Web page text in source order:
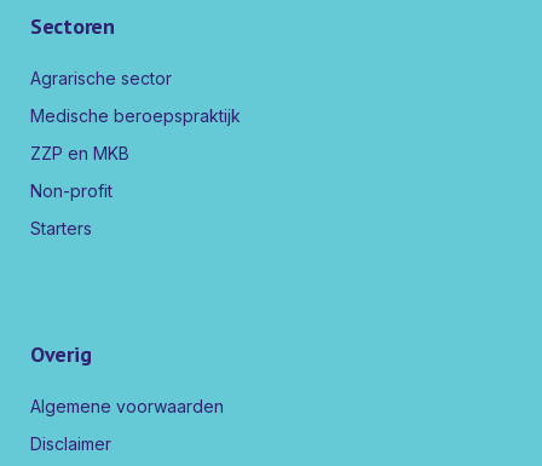
Sectoren
Agrarische sector
Medische beroepspraktijk
ZZP en MKB
Non-profit
Starters
Overig
Algemene voorwaarden
Disclaimer